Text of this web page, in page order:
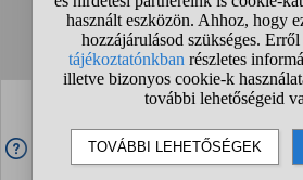
Talált
1 2 3 4 ... ❯
Hogy lehet úgy fehéríteni állat
Próbáljam kihúzni őket, majd
nagyobbaknál nem fog menni. Vagy